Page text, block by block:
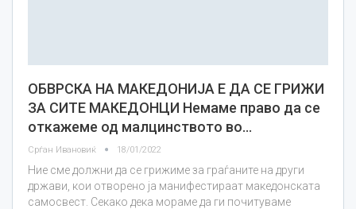
ОБВРСКА НА МАКЕДОНИЈА Е ДА СЕ ГРИЖИ
ЗА СИТЕ МАКЕДОНЦИ Немаме право да се
откажеме од малцинството во…
Срѓан Ивановиќ 18/01/2022
Ние сме должни да се грижиме за граѓаните на други
држави, кои отворено ја манифестираат македонската
самосвест. Секако дека мораме да ги почитуваме